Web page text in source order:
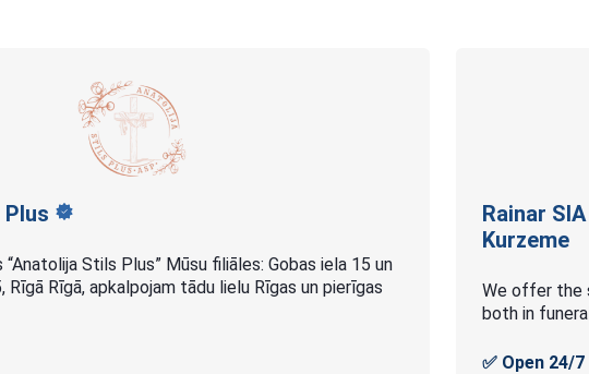
Plus
Stils Plus” Mūsu filiāles: Gobas iela 15 un
Rīgā Rīgā, apkalpojam tādu lielu Rīgas un pierīgas
Rainar
Kurzeme
We offer the
both in
✅ Open 24/7